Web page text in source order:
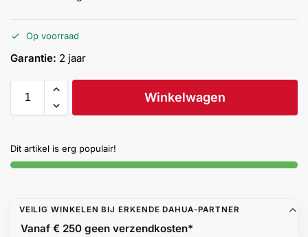
Inbraakbeveiliging
Merken
Help &
Op voorraad
Garantie: 2 jaar
Winkelwagen
Dit artikel is erg populair!
VEILIG WINKELEN BIJ ERKENDE DAHUA-PARTNER
Vanaf € 250 geenverzendkosten*